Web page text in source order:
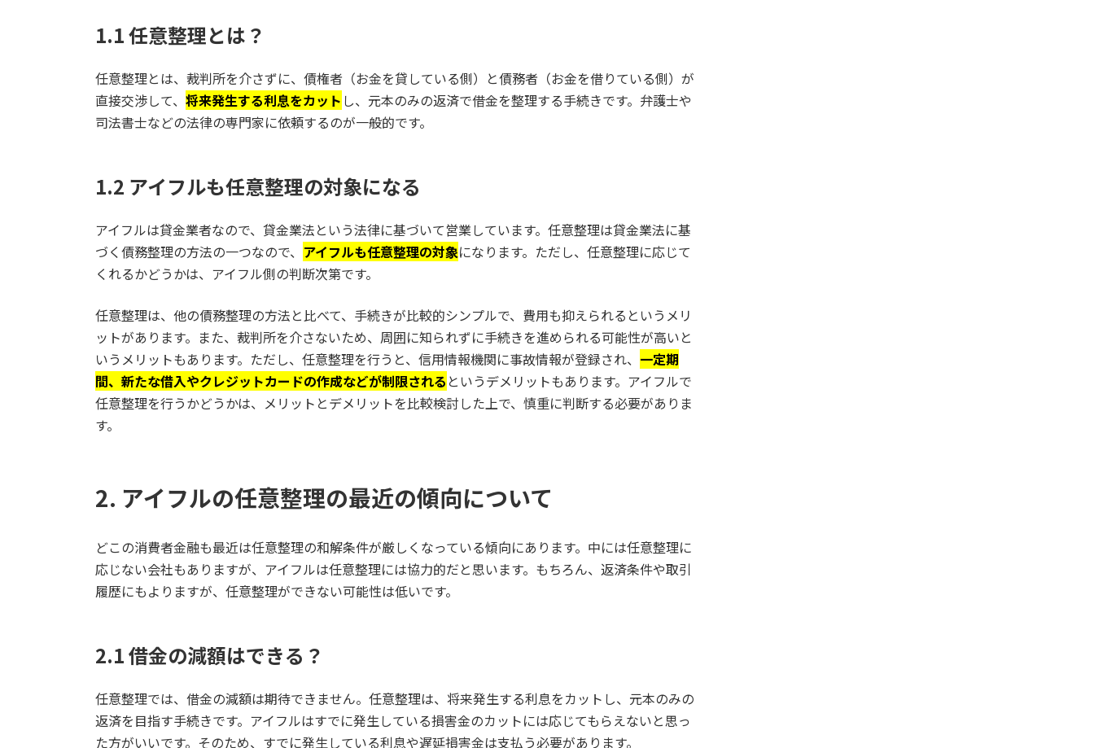
1.1 任意整理とは？
任意整理とは、裁判所を介さずに、債権者（お金を貸している側）と債務者（お金を借りている側）が
直接交渉して、 将来発生する利息をカット し、元本のみの返済で借金を整理する手続きです。弁護士や
司法書士などの法律の専門家に依頼するのが一般的です。
1.2 アイフルも任意整理の対象になる
アイフルは貸金業者なので、貸金業法という法律に基づいて営業しています。任意整理は貸金業法に基
づく債務整理の方法の一つなので、 アイフルも任意整理の対象になります。ただし、任意整理に応じて
くれるかどうかは、アイフル側の判断次第です。
任意整理は、他の債務整理の方法と比べて、手続きが比較的シンプルで、費用も抑えられるというメリ
ットがあります。また、裁判所を介さないため、周囲に知られずに手続きを進められる可能性が高いと
いうメリットもあります。ただし、任意整理を行うと、信用情報機関に事故情報が登録され、 一定期
間、新たな借入やクレジットカードの作成などが制限される というデメリットもあります。アイフルで
任意整理を行うかどうかは、メリットとデメリットを比較検討した上で、慎重に判断する必要がありま
す。
2. アイフルの任意整理の最近の傾向について
どこの消費者金融も最近は任意整理の和解条件が厳しくなっている傾向にあります。中には任意整理に
応じない会社もありますが、アイフルは任意整理には協力的だと思います。もちろん、返済条件や取引
履歴にもよりますが、任意整理ができない可能性は低いです。
2.1 借金の減額はできる？
任意整理では、借金の減額は期待できません。任意整理は、将来発生する利息をカットし、元本のみの
返済を目指す手続きです。アイフルはすでに発生している損害金のカットには応じてもらえないと思っ
た方がいいです。そのため、すでに発生している利息や遅延損害金は支払う必要があります。